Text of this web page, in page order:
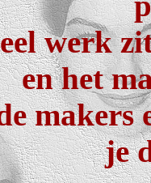
werk
en het
makers
je